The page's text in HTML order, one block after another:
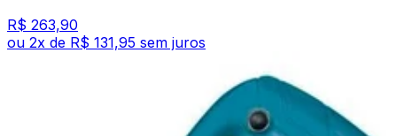
R$ 263,90
ou 2x de R$ 131,95 sem juros